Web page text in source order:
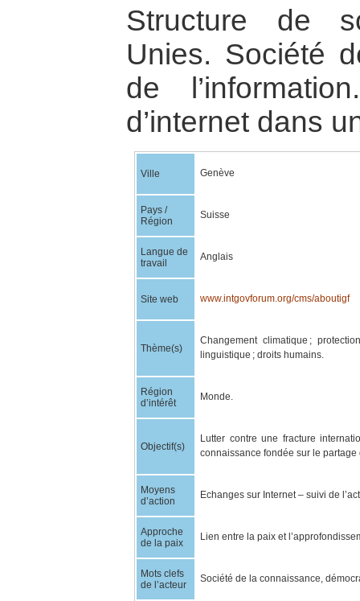
Structure de
Unies. Société
de
d’internet dans
Ville Genève
Pays /
Région
Suisse
Langue de
travail
Anglais
Site web www.intgovforum.org/cms/aboutigf
Thème(s)
Changement climatique ;
linguistique ; droits humains.
Région
d’intérêt
Monde.
Objectif(s)
Lutter contre une fracture
connaissance fondée sur le
Moyens
d’action
Echanges sur Internet – suivi de
Approche
de la paix
Lien entre la paix et
Mots clefs
de l’acteur
Société de la connaissance,